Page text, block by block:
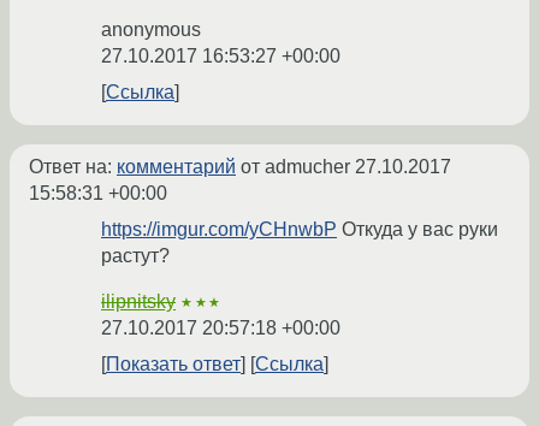
anonymous
27.10.2017 16:53:27 +00:00
Ссылка
Ответ на: комментарий от admucher 27.10.2017
15:58:31 +00:00
https://imgur.com/yCHnwbP Откуда у вас руки
растут?
ilipnitsky ★★★
27.10.2017 20:57:18 +00:00
Показать ответ
Ссылка